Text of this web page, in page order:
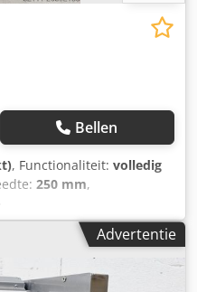
Bellen
, Functionaliteit: volledig
250 mm,
lengte:
560 mm, totale
, DGUV
Kalmeijer
plaattransport met "stop-
Advertentie